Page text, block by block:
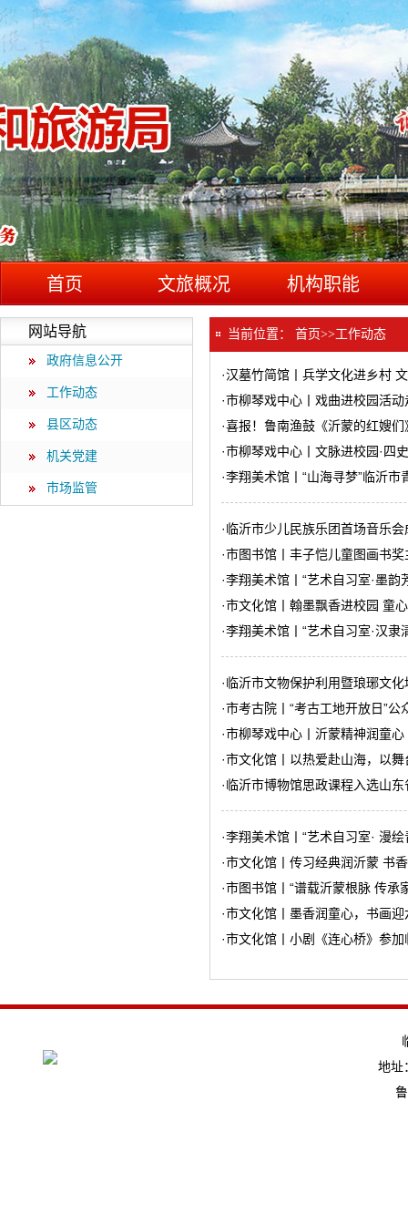
首页 文旅概况 机构职能
网站导航
政府信息公开
工作动态
县区动态
机关党建
市场监管
当前位置： 首页>>工作动态
·汉墓竹简馆丨兵学文化进乡村
·市柳琴戏中心丨戏曲进校园活
·喜报！鲁南渔鼓《沂蒙的红嫂
·市柳琴戏中心丨文脉进校园·四
·李翔美术馆丨“山海寻梦”临沂
·临沂市少儿民族乐团首场音乐会
·市图书馆丨丰子恺儿童图画书
·李翔美术馆丨“艺术自习室·墨韵
·市文化馆丨翰墨飘香进校园 童
·李翔美术馆丨“艺术自习室·汉隶
·临沂市文物保护利用暨琅琊文
·市考古院丨“考古工地开放日”公
·市柳琴戏中心丨沂蒙精神润童
·市文化馆丨以热爱赴山海，以
·临沂市博物馆思政课程入选山
·李翔美术馆丨“艺术自习室· 漫
·市文化馆丨传习经典润沂蒙 书
·市图书馆丨“谱载沂蒙根脉 传承
·市文化馆丨墨香润童心，书画
·市文化馆丨小剧《连心桥》参
地址